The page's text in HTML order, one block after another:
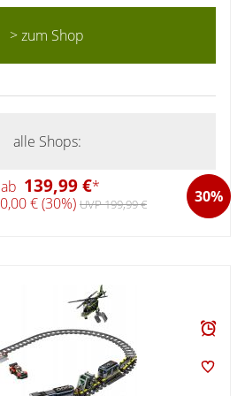
> zum Shop
alle Shops:
ab 139,99 €* 30%
€ (30%) UVP 199,99 €